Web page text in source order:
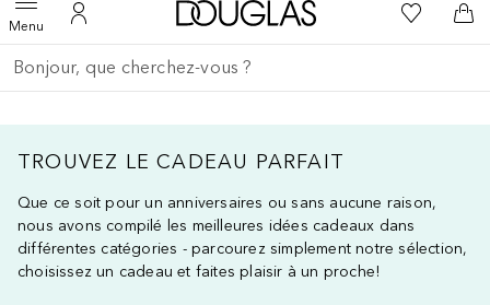
MenuOuvrir le menuVers Mon Compte
Vers l'accueil Douglas
Vers Ma
Retourner
Exécuter la recherche
TROUVEZ LE CADEAU PARFAIT
Que ce soit pour un anniversaires ou sans aucune raison,
nous avons compilé les meilleures idées cadeaux dans
différentes catégories - parcourez simplement notre sélection,
choisissez un cadeau et faites plaisir à un proche!